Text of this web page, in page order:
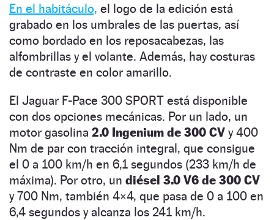
En el habitáculo, el logo de la edición está
grabado en los umbrales de las puertas, así
como bordado en los reposacabezas, las
alfombrillas y el volante. Además, hay costuras
de contraste en color amarillo.
El Jaguar F-Pace 300 SPORT está disponible
con dos opciones mecánicas. Por un lado, un
motor gasolina 2.0 Ingenium de 300 CV y 400
Nm de par con tracción integral, que consigue
el 0 a 100 km/h en 6,1 segundos (233 km/h de
máxima). Por otro, un diésel 3.0 V6 de 300 CV
y 700 Nm, también 4×4, que pasa de 0 a 100 en
6,4 segundos y alcanza los 241 km/h.